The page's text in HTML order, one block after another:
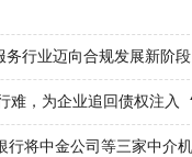
行业迈向合规发展新阶段
，为企业追回债权注入
将中金公司等三家中介